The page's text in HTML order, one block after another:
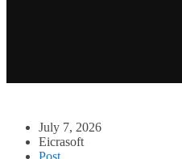
July 7, 2026
Eicrasoft
Post